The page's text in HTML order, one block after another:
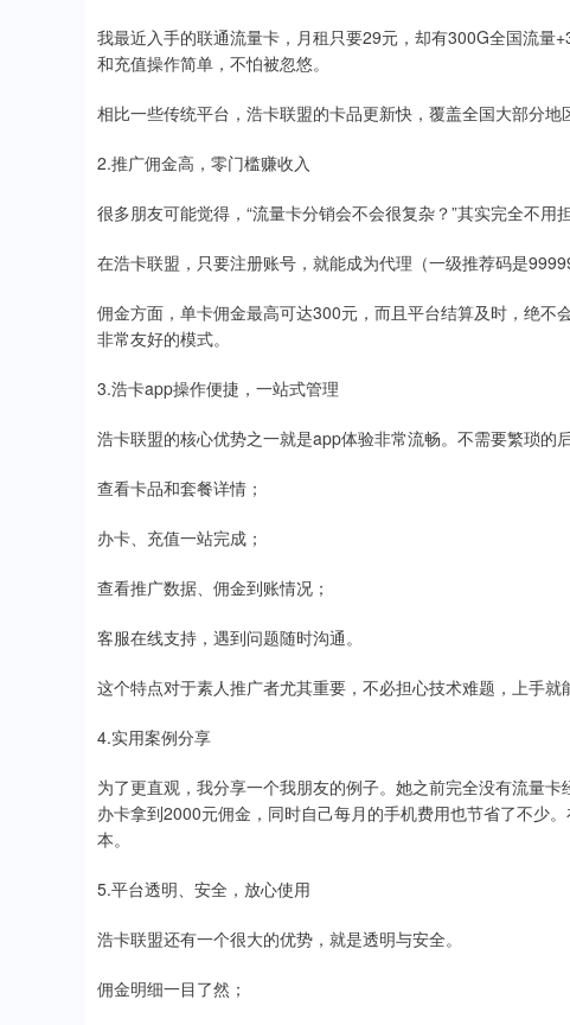
我最近入手的联通流量卡，月租只要29元，却有300G全国流
和充值操作简单，不怕被忽悠。
相比一些传统平台，浩卡联盟的卡品更新快，覆盖全国大部分地
2.推广佣金高，零门槛赚收入
很多朋友可能觉得，“流量卡分销会不会很复杂？”其实完全不用担
在浩卡联盟，只要注册账号，就能成为代理（一级推荐码是
佣金方面，单卡佣金最高可达300元，而且平台结算及时，绝
非常友好的模式。
3.浩卡app操作便捷，一站式管理
浩卡联盟的核心优势之一就是app体验非常流畅。不需要繁琐的
查看卡品和套餐详情；
办卡、充值一站完成；
查看推广数据、佣金到账情况；
客服在线支持，遇到问题随时沟通。
这个特点对于素人推广者尤其重要，不必担心技术难题，上手就
4.实用案例分享
为了更直观，我分享一个我朋友的例子。她之前完全没有流量
办卡拿到2000元佣金，同时自己每月的手机费用也节省了不少
本。
5.平台透明、安全，放心使用
浩卡联盟还有一个很大的优势，就是透明与安全。
佣金明细一目了然；